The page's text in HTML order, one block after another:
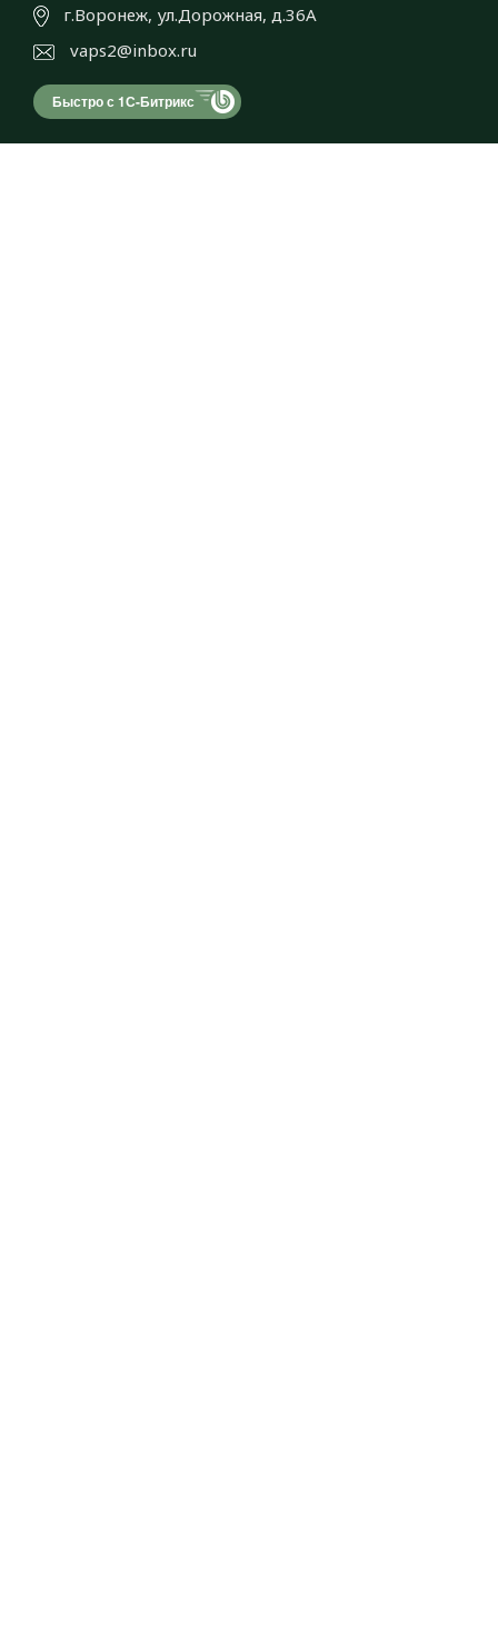
г.Воронеж, ул.Дорожная, д.36А
vaps2@inbox.ru
Быстро с 1С-Битрикс